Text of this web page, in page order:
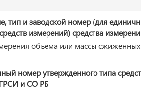
тип и заводской номер (для
измерений) средства
объема или массы сжиженных
номер утвержденного типа
и СО РБ